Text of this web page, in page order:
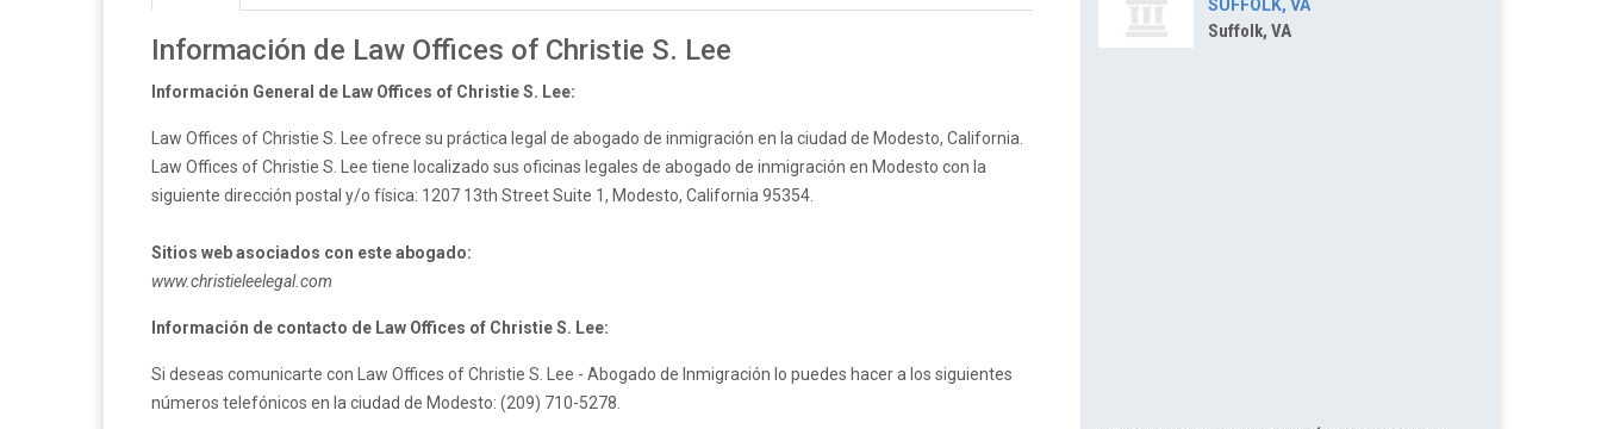
Información de Law Offices of Christie S. Lee
Información General de Law Offices of Christie S. Lee:
Law Offices of Christie S. Lee ofrece su práctica legal de abogado de inmigración en la ciudad de Modesto, California.
Law Offices of Christie S. Lee tiene localizado sus oficinas legales de abogado de inmigración en Modesto con la
siguiente dirección postal y/o física: 1207 13th Street Suite 1, Modesto, California 95354.
Sitios web asociados con este abogado:
www.christieleelegal.com
Información de contacto de Law Offices of Christie S. Lee:
Si deseas comunicarte con Law Offices of Christie S. Lee - Abogado de Inmigración lo puedes hacer a los siguientes
números telefónicos en la ciudad de Modesto: (209) 710-5278.
SUFFOLK, VA
Suffolk, VA